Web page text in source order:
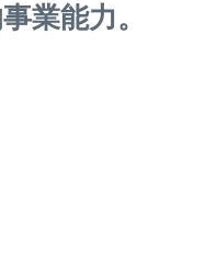
業能力。